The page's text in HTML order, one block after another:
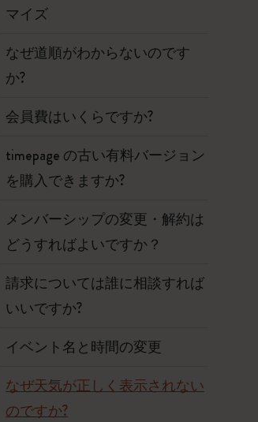
マイズ
なぜ道順がわからないのです
か?
会員費はいくらですか?
timepage の古い有料バージョン
を購入できますか?
メンバーシップの変更・解約は
どうすればよいですか？
請求については誰に相談すれば
いいですか?
イベント名と時間の変更
なぜ天気が正しく表示されない
のですか?